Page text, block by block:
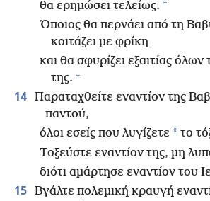
θα ερημώσει τελείως.
Όποιος θα περνάει από τη
κοιτάζει με φρίκη
και θα σφυρίζει εξαιτίας
της. +
14 Παραταχθείτε εναντίον της
παντού,
όλοι εσείς που λυγίζετε * το
Τοξεύστε εναντίον της, μη
διότι αμάρτησε εναντίον του
15 Βγάλτε πολεμική κραυγή